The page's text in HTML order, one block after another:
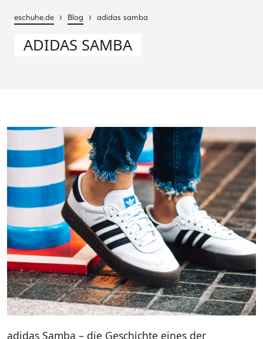
eschuhe.de › Blog › adidas samba
ADIDAS SAMBA
adidas Samba – die Geschichte eines der